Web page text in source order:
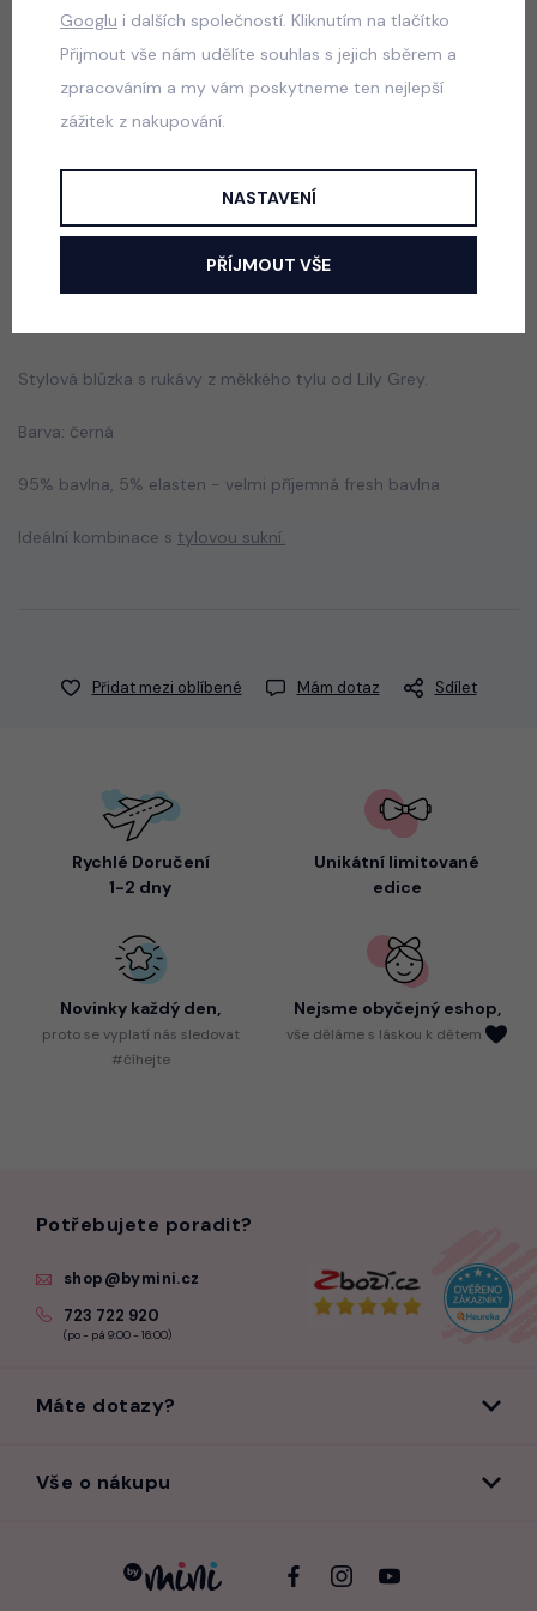
Velikonoční HUNTRIX triko černé
Stylová blůzka s rukávy z měkkého tylu od Lily Grey.
Barva: černá
95% bavlna, 5% elasten - velmi příjemná fresh bavlna
Ideální kombinace s tylovou sukní.
Přidat mezi oblíbené Mám dotaz Sdílet
Rychlé Doručení
1-2 dny
Unikátní limitované
edice
Novinky každý den,
protose vyplatí nás sledovat
#číhejte
Nejsme obyčejný eshop,
vše děláme s láskou k dětem
Potřebujete poradit?
shop@bymini.cz
723 722 920
(po - pá 9:00 - 16:00)
Máte dotazy?
Vše o nákupu
Googlu i dalších společností. Kliknutím na tlačítko
Přijmout vše nám udělíte souhlas s jejich sběrem a
zpracováním a my vám poskytneme ten nejlepší
zážitek z nakupování.
NASTAVENÍ
PŘÍJMOUT VŠE